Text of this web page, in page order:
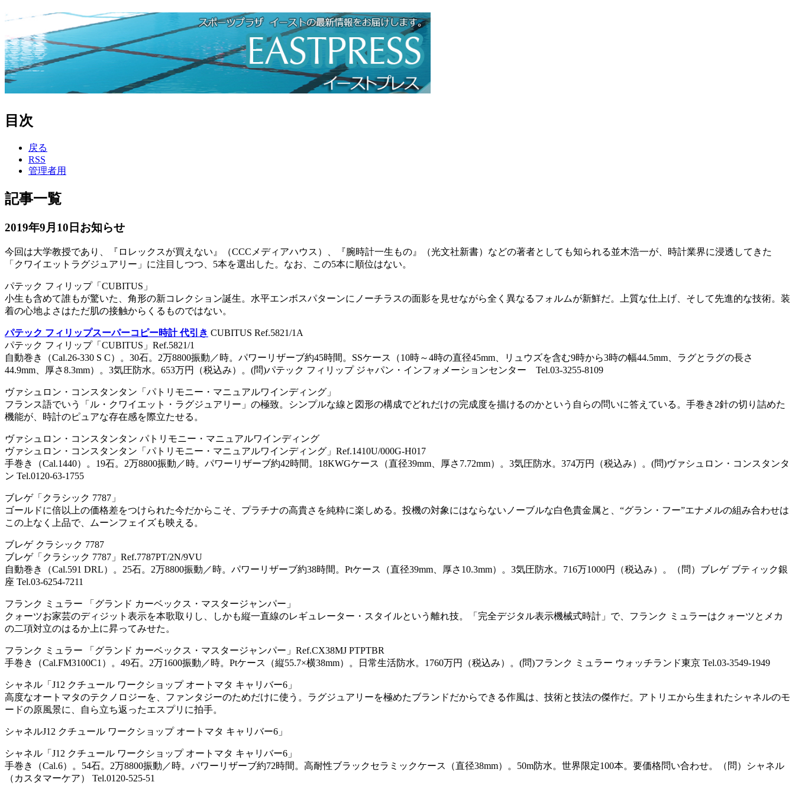
目次
戻る
RSS
管理者用
記事一覧
2019年9月10日お知らせ
今回は大学教授であり、『ロレックスが買えない』（CCCメディアハウス）、『腕時計一生もの』（光文社新書）などの著者としても知られる並木浩一が、時計業界に浸透してきた
「クワイエットラグジュアリー」に注目しつつ、5本を選出した。なお、この5本に順位はない。
パテック フィリップ「CUBITUS」
小生も含めて誰もが驚いた、角形の新コレクション誕生。水平エンボスパターンにノーチラスの面影を見せながら全く異なるフォルムが新鮮だ。上質な仕上げ、そして先進的な技術。装
着の心地よさはただ肌の接触からくるものではない。
パテック フィリップスーパーコピー時計 代引き CUBITUS Ref.5821/1A
パテック フィリップ「CUBITUS」Ref.5821/1
自動巻き（Cal.26-330 S C）。30石。2万8800振動／時。パワーリザーブ約45時間。SSケース（10時～4時の直径45mm、リュウズを含む9時から3時の幅44.5mm、ラグとラグの長さ
44.9mm、厚さ8.3mm）。3気圧防水。653万円（税込み）。(問)パテック フィリップ ジャパン・インフォメーションセンター Tel.03-3255-8109
ヴァシュロン・コンスタンタン「パトリモニー・マニュアルワインディング」
フランス語でいう「ル・クワイエット・ラグジュアリー」の極致。シンプルな線と図形の構成でどれだけの完成度を描けるのかという自らの問いに答えている。手巻き2針の切り詰めた
機能が、時計のピュアな存在感を際立たせる。
ヴァシュロン・コンスタンタン パトリモニー・マニュアルワインディング
ヴァシュロン・コンスタンタン「パトリモニー・マニュアルワインディング」Ref.1410U/000G-H017
手巻き（Cal.1440）。19石。2万8800振動／時。パワーリザーブ約42時間。18KWGケース（直径39mm、厚さ7.72mm）。3気圧防水。374万円（税込み）。(問)ヴァシュロン・コンスタンタ
ン Tel.0120-63-1755
ブレゲ「クラシック 7787」
ゴールドに倍以上の価格差をつけられた今だからこそ、プラチナの高貴さを純粋に楽しめる。投機の対象にはならないノーブルな白色貴金属と、“グラン・フー”エナメルの組み合わせは
この上なく上品で、ムーンフェイズも映える。
ブレゲ クラシック 7787
ブレゲ「クラシック 7787」Ref.7787PT/2N/9VU
自動巻き（Cal.591 DRL）。25石。2万8800振動／時。パワーリザーブ約38時間。Ptケース（直径39mm、厚さ10.3mm）。3気圧防水。716万1000円（税込み）。（問）ブレゲ ブティック銀
座 Tel.03-6254-7211
フランク ミュラー 「グランド カーベックス・マスタージャンパー」
クォーツお家芸のディジット表示を本歌取りし、しかも縦一直線のレギュレーター・スタイルという離れ技。「完全デジタル表示機械式時計」で、フランク ミュラーはクォーツとメカ
の二項対立のはるか上に昇ってみせた。
フランク ミュラー 「グランド カーベックス・マスタージャンパー」Ref.CX38MJ PTPTBR
手巻き（Cal.FM3100C1）。49石。2万1600振動／時。Ptケース（縦55.7×横38mm）。日常生活防水。1760万円（税込み）。(問)フランク ミュラー ウォッチランド東京 Tel.03-3549-1949
シャネル「J12 クチュール ワークショップ オートマタ キャリバー6」
高度なオートマタのテクノロジーを、ファンタジーのためだけに使う。ラグジュアリーを極めたブランドだからできる作風は、技術と技法の傑作だ。アトリエから生まれたシャネルのモ
ードの原風景に、自ら立ち返ったエスプリに拍手。
シャネルJ12 クチュール ワークショップ オートマタ キャリバー6」
シャネル「J12 クチュール ワークショップ オートマタ キャリバー6」
手巻き（Cal.6）。54石。2万8800振動／時。パワーリザーブ約72時間。高耐性ブラックセラミックケース（直径38mm）。50m防水。世界限定100本。要価格問い合わせ。（問）シャネル
（カスタマーケア） Tel.0120-525-51